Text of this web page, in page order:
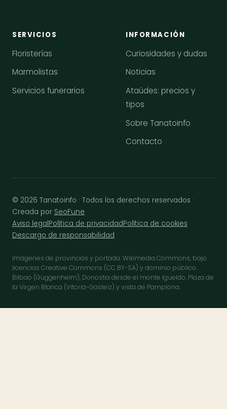
SERVICIOS
Floristerías
Marmolistas
Servicios funerarios
INFORMACIÓN
Curiosidades y dudas
Noticias
Ataúdes: precios y
tipos
Sobre Tanatoinfo
Contacto
© 2026 Tanatoinfo · Todos los derechos reservados ·
Creada por SeoFune
Aviso legalPolítica de privacidadPolítica de cookies
Descargo de responsabilidad
Imágenes de provincias y portada: Wikimedia Commons, bajo
licencias Creative Commons (CC BY-SA) y dominio público.
Bilbao (Guggenheim), Donostia desde el monte Igueldo, Plaza de
la Virgen Blanca (Vitoria-Gasteiz) y vista de Pamplona.